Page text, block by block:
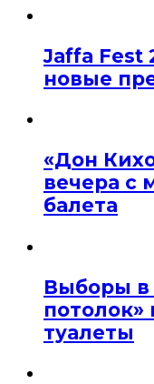
Jaffa Fest
новые
«Дон
вечера с
балета
Выборы в
туалеты